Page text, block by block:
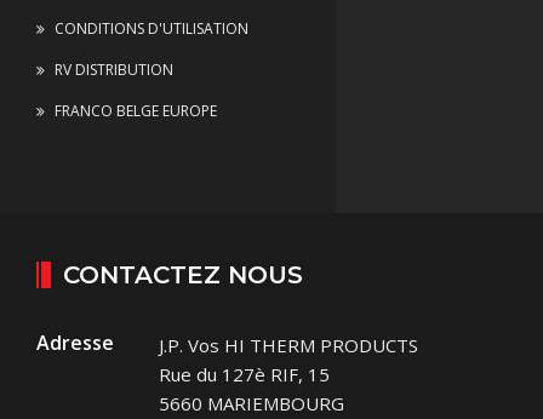
CONDITIONS D'UTILISATION
RV DISTRIBUTION
FRANCO BELGE EUROPE
CONTACTEZ NOUS
Adresse
J.P. Vos HI THERM PRODUCTS
Rue du 127è RIF, 15
5660 MARIEMBOURG